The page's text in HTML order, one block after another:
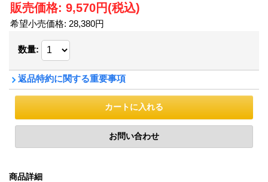
販売価格: 9,570円(税込)
希望小売価格: 28,380円
数量:
返品特約に関する重要事項
商品詳細